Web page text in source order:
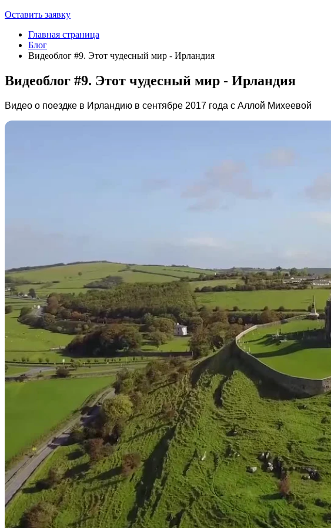
Оставить заявку
Главная страница
Блог
Видеоблог #9. Этот чудесный мир - Ирландия
Видеоблог #9. Этот чудесный мир - Ирландия
Видео о поездке в Ирландию в сентябре 2017 года с Аллой Михеевой